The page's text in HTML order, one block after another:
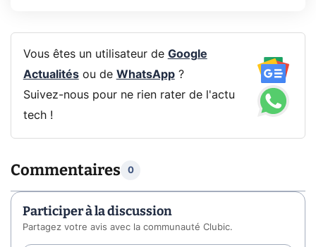
Vous êtes un utilisateur de Google
Actualitésou de WhatsApp?
Suivez-nous pour ne rien rater de l'actu
tech !
Commentaires 0
Participer à la discussion
Partagez votre avis avec la communauté Clubic.